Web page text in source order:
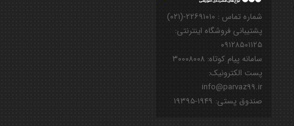
شماره تماس : ۲۲۶۹۱۰۱۰-(۰۲۱)
پشتیبانی فروشگاه اینترنتی:
۰۹۱۲۸۵۰۱۱۲۵
سامانه پیام کوتاه: ۳۰۰۰۸۰۰۸
پست الکترونیک:
info@parvaz99.ir
صندوق پستی: ۱۹۴۹-۱۹۳۹۵